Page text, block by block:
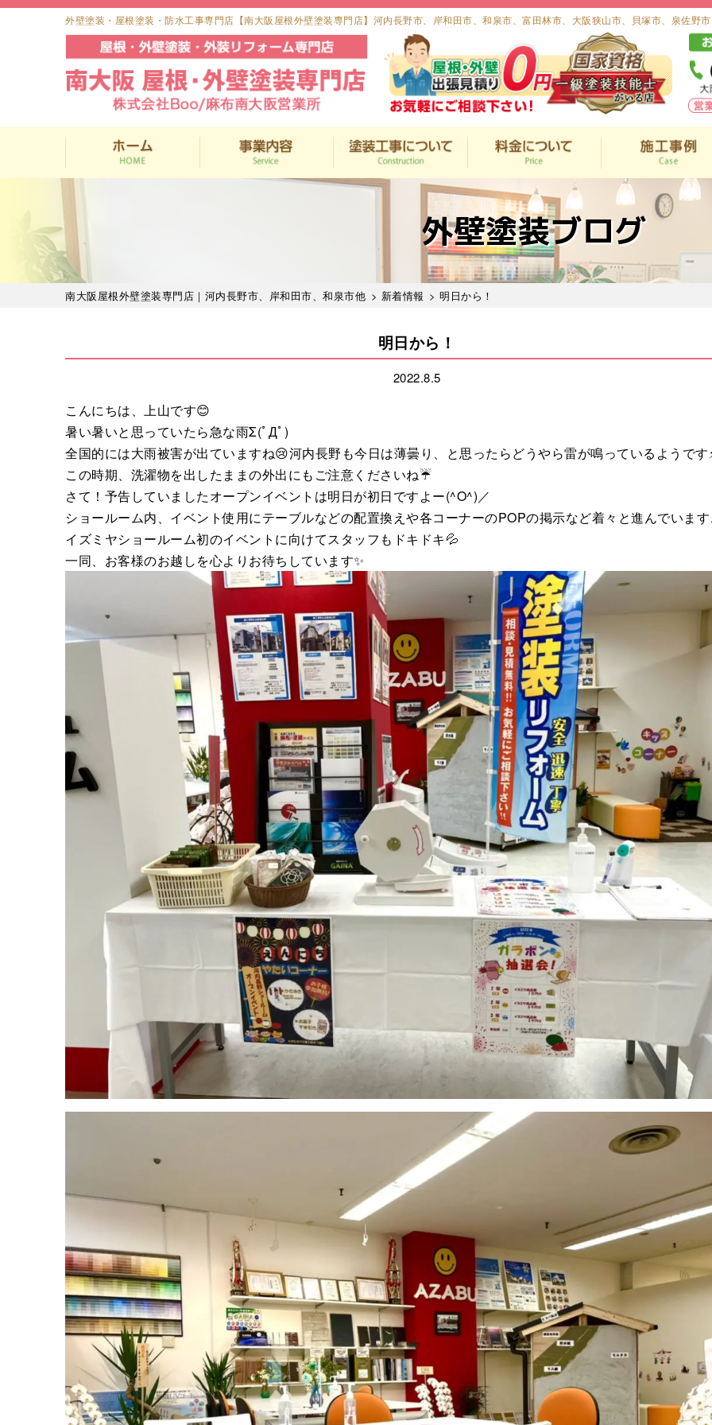
外壁塗装・屋根塗装・防水工事専門店【南大阪屋根外壁塗装専門店】河内長野市、岸和田市、和泉市、富田林市、大阪狭山市、貝塚市、泉佐野
外壁塗装ブログ
南大阪屋根外壁塗装専門店｜河内長野市、岸和田市、和泉市他 > 新着情報 > 明日から！
明日から！
2022.8.5
こんにちは、上山です😊
暑い暑いと思っていたら急な雨Σ(ﾟДﾟ)
全国的には大雨被害が出ていますね😢河内長野も今日は薄曇り、と思ったらどうやら雷が鳴っているようです
この時期、洗濯物を出したままの外出にもご注意くださいね☔
さて！予告していましたオープンイベントは明日が初日ですよー(^O^)／
ショールーム内、イベント使用にテーブルなどの配置換えや各コーナーのPOPの掲示など着々と進んでいま
イズミヤショールーム初のイベントに向けてスタッフもドキドキ💦
一同、お客様のお越しを心よりお待ちしています✨